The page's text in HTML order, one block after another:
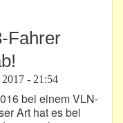
Fahrer
- 21:54
bei einem VLN-
Art hat es bei